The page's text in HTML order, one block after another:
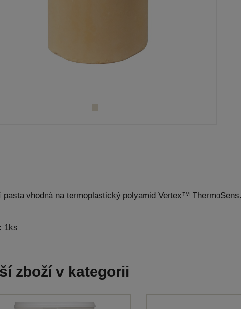
pasta vhodná na termoplastický polyamid Vertex™ ThermoSens.
1ks
zboží v kategorii